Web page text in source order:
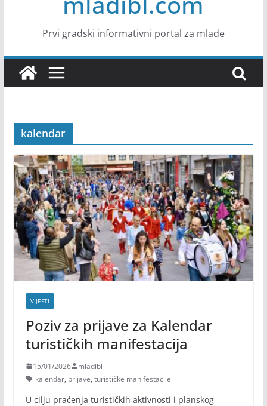
Prvi gradski informativni portal za mlade
kalendar
VIJESTI
Poziv za prijave za Kalendar
turističkih manifestacija
15/01/2026
mladibl
kalendar, prijave, turističke manifestacije
U cilju praćenja turističkih aktivnosti i planskog